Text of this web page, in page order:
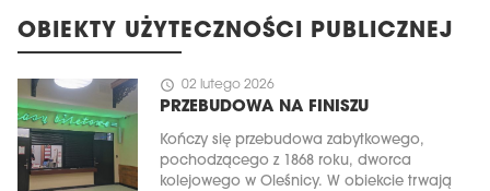
OBIEKTY UŻYTECZNOŚCI PUBLICZNEJ
schedule 02 lutego 2026
PRZEBUDOWA NA FINISZU
Kończy się przebudowa zabytkowego,
pochodzącego z 1868 roku, dworca
kolejowego w Oleśnicy. W obiekcie trwają